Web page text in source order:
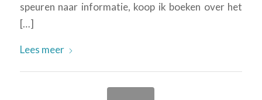
speuren naar informatie, koop ik boeken over het
[…]
Lees meer